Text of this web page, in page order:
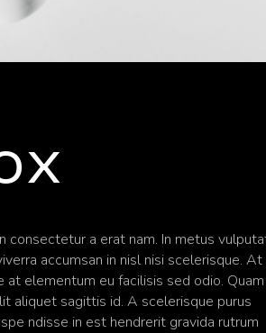
consectetur a erat nam. In metus
accumsan in nisl nisi scelerisque. At
elementum eu facilisis sed odio. Quam
aliquet sagittis id. A scelerisque purus
ndisse in est hendrerit gravida rutrum